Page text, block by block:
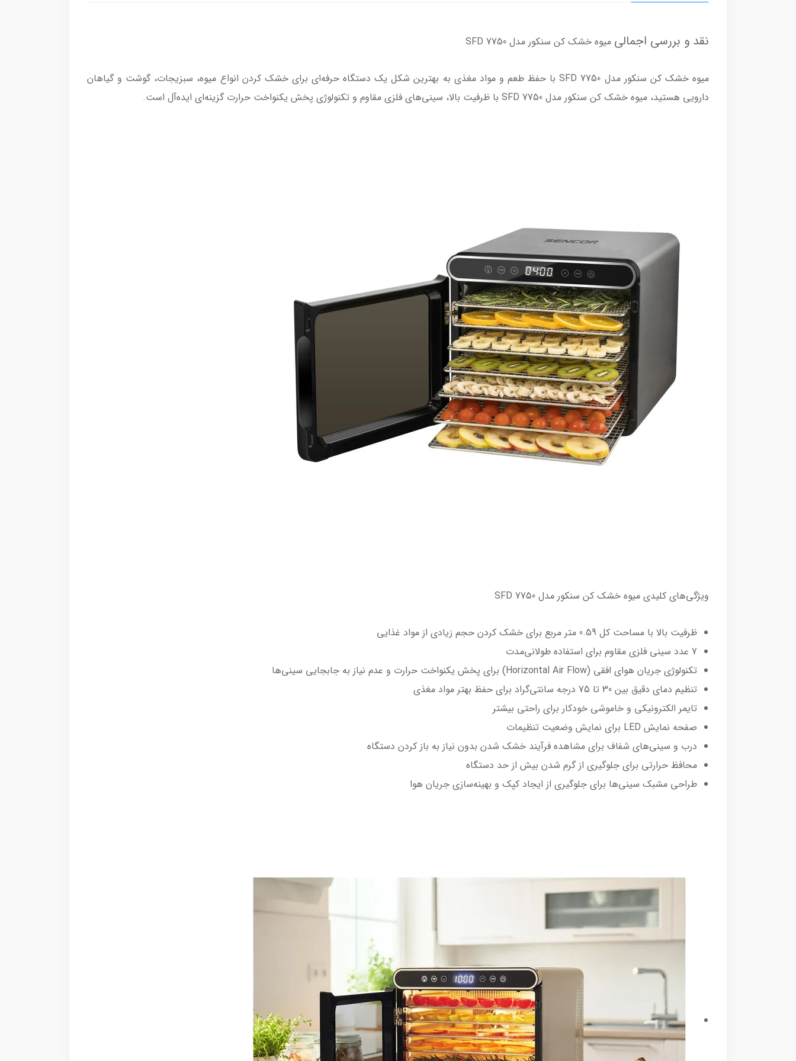
نقد و بررسی اجمالی میوه خشک کن سنکور مدل SFD 7750
میوه خشک کن سنکور مدل SFD 7750 با حفظ طعم و مواد مغذی به بهترین شکل یک دستگاه حرفه‌ای برای خشک کردن انواع میوه، سبزیجات، گوشت و گیاهان
دارویی هستید، میوه خشک کن سنکور مدل SFD 7750 با ظرفیت بالا، سینی‌های فلزی مقاوم و تکنولوژی پخش یکنواخت حرارت گزینه‌ای ایده‌آل است.
ویژگی‌های کلیدی میوه خشک کن سنکور مدل SFD 7750
ظرفیت بالا با مساحت کل 0.59 متر مربع برای خشک کردن حجم زیادی از مواد غذایی
7 عدد سینی فلزی مقاوم برای استفاده طولانی‌مدت
تکنولوژی جریان هوای افقی (Horizontal Air Flow) برای پخش یکنواخت حرارت و عدم نیاز به جابجایی سینی‌ها
تنظیم دمای دقیق بین 30 تا 75 درجه سانتی‌گراد برای حفظ بهتر مواد مغذی
تایمر الکترونیکی و خاموشی خودکار برای راحتی بیشتر
صفحه نمایش LED برای نمایش وضعیت تنظیمات
درب و سینی‌های شفاف برای مشاهده فرآیند خشک شدن بدون نیاز به باز کردن دستگاه
محافظ حرارتی برای جلوگیری از گرم شدن بیش از حد دستگاه
طراحی مشبک سینی‌ها برای جلوگیری از ایجاد کپک و بهینه‌سازی جریان هوا